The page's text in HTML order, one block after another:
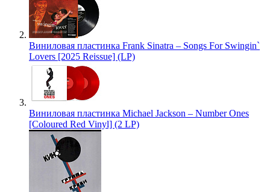
Виниловая пластинка Frank Sinatra – Songs For Swingin`
Lovers [2025 Reissue] (LP)
Виниловая пластинка Michael Jackson – Number Ones
[Coloured Red Vinyl] (2 LP)